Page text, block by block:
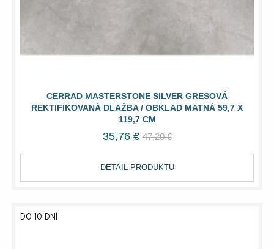
CERRAD MASTERSTONE SILVER GRESOVÁ
REKTIFIKOVANÁ DLAŽBA / OBKLAD MATNÁ 59,7 X
119,7 CM
35,76 € 47,20 €
DETAIL PRODUKTU
DO 10 DNÍ